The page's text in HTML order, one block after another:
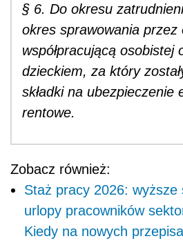
§ 6. Do okresu
okres sprawowania przez
współpracującą osobistej
dzieckiem, za który
składki na ubezpieczenie
rentowe.
Zobacz również:
Staż pracy 2026: wyższe
urlopy pracowników
Kiedy na nowych